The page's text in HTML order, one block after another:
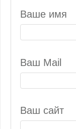
Ваше имя
Ваш Mail
Ваш сайт